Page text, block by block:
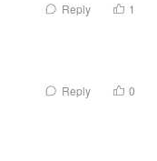
Reply 1
Reply 0